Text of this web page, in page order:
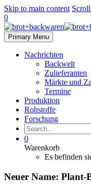
Skip to main content
0
Primary Menu
Nachrichten
Backwelt
Zulieferanten
Märkte und
Termine
Produktion
Rohstoffe
Forschung
0
Warenkorb
Es befinden
Neuer Name: Plant-